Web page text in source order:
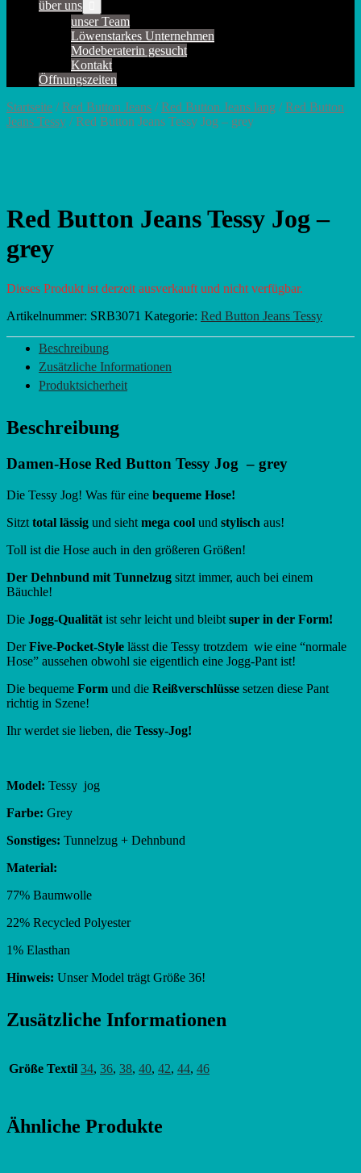
über uns
Schalter
unser Team
Löwenstarkes Unternehmen
Modeberaterin gesucht
Kontakt
Öffnungszeiten
Startseite /Red Button Jeans /Red Button Jeans lang /Red Button
Jeans Tessy / Red Button Jeans Tessy Jog – grey
Red Button Jeans Tessy Jog –
grey
Dieses Produkt ist derzeit ausverkauft und nicht verfügbar.
Artikelnummer: SRB3071 Kategorie: Red Button Jeans Tessy
Beschreibung
Zusätzliche Informationen
Produktsicherheit
Beschreibung
Damen-Hose Red Button Tessy Jog – grey
Die Tessy Jog! Was für eine bequeme Hose!
Sitzt total lässig und sieht mega cool und stylisch aus!
Toll ist die Hose auch in den größeren Größen!
Der Dehnbund mit Tunnelzug sitzt immer, auch bei einem
Bäuchle!
Die Jogg-Qualität ist sehr leicht und bleibt super in der Form!
DerFive-Pocket-Style lässt die Tessy trotzdem wie eine “normale
Hose” aussehen obwohl sie eigentlich eine Jogg-Pant ist!
Die bequeme Form und die Reißverschlüsse setzen diese Pant
richtig in Szene!
Ihr werdet sie lieben, die Tessy-Jog!
Model: Tessy jog
Farbe: Grey
Sonstiges: Tunnelzug + Dehnbund
Material:
77% Baumwolle
22% Recycled Polyester
1% Elasthan
Hinweis: Unser Model trägt Größe 36!
Zusätzliche Informationen
Größe Textil 34, 36, 38, 40, 42, 44, 46
Ähnliche Produkte